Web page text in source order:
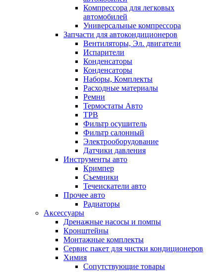
Компрессора для легковых
автомобилей
Универсальные компрессора
Запчасти для автокондиционеров
Вентиляторы, Эл. двигатели
Испарители
Конденсаторы
Конденсаторы
Наборы, Комплекты
Расходные материалы
Ремни
Термостаты Авто
ТРВ
Фильтр осушитель
Фильтр салонный
Электрооборудование
Датчики давления
Инструменты авто
Кримпер
Съемники
Течеискатели авто
Прочее авто
Радиаторы
Аксессуары
Дренажные насосы и помпы
Кронштейны
Монтажные комплекты
Сервис пакет для чистки кондиционеров
Химия
Сопутствующие товары